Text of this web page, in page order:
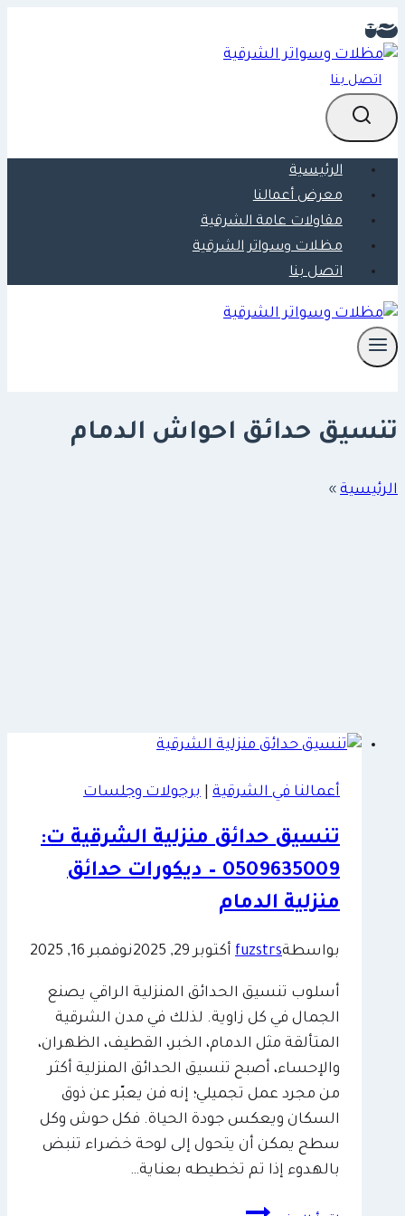
إلى
اتصل بنا
الرئيسية
معرض أعمالنا
مقاولات عامة الشرقية
مظلات وسواتر الشرقية
اتصل بنا
تنسيق حدائق احواش الدمام
الرئيسية »
أعمالنا في الشرقية برجولات وجلسات
تنسيق حدائق منزلية الشرقية ت:
0509635009 – ديكورات حدائق
منزلية الدمام
بواسطةfuzstrs أكتوبر 29, 2025 نوفمبر 16, 2025
أسلوب تنسيق الحدائق المنزلية الراقي يصنع
الجمال في كل زاوية. لذلك في مدن الشرقية
المتألقة مثل الدمام، الخبر، القطيف، الظهران،
والإحساء، أصبح تنسيق الحدائق المنزلية أكثر
من مجرد عمل تجميلي؛ إنه فن يعبّر عن ذوق
السكان ويعكس جودة الحياة. فكل حوش وكل
سطح يمكن أن يتحول إلى لوحة خضراء تنبض
بالهدوء إذا تم تخطيطه بعناية…
تنسيق